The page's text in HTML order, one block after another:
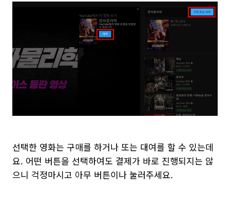
선택한 영화는 구매를 하거나 또는 대여를 할 수 있는데
요. 어떤 버튼을 선택하여도 결제가 바로 진행되지는 않
으니 걱정마시고 아무 버튼이나 눌러주세요.